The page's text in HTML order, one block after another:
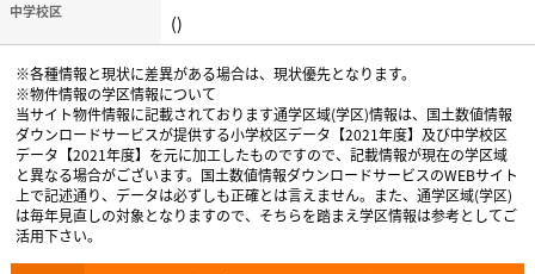
中学校区 ()
※各種情報と現状に差異がある場合は、現状優先となります。
※物件情報の学区情報について
当サイト物件情報に記載されております通学区域(学区)情報は、国土数値情報
ダウンロードサービスが提供する小学校区データ【2021年度】及び中学校区
データ【2021年度】を元に加工したものですので、記載情報が現在の学区域
と異なる場合がございます。国土数値情報ダウンロードサービスのWEBサイト
上で記述通り、データは必ずしも正確とは言えません。また、通学区域(学区)
は毎年見直しの対象となりますので、そちらを踏まえ学区情報は参考としてご
活用下さい。